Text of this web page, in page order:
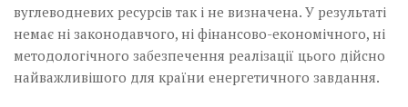
вуглеводневих ресурсів так і не визначена. У результаті
немає ні законодавчого, ні фінансово-економічного, ні
методологічного забезпечення реалізації цього дійсно
найважливішого для країни енергетичного завдання.